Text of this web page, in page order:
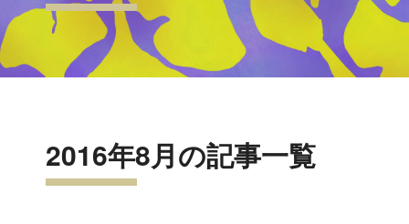
2016年8月の記事一覧